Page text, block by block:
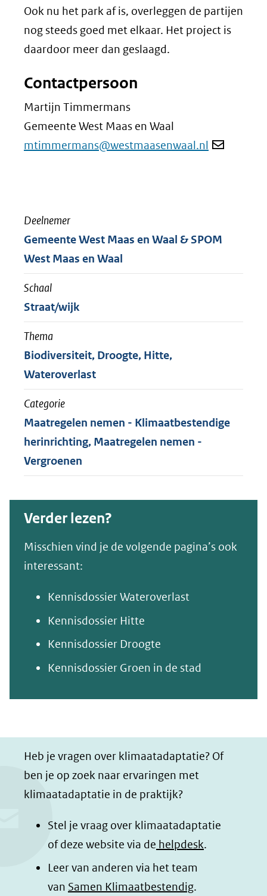
Ook nu het park af is, overleggen de partijen
nog steeds goed met elkaar. Het project is
daardoor meer dan geslaagd.
Contactpersoon
Martijn Timmermans
Gemeente West Maas en Waal
mtimmermans@westmaasenwaal.nl
Deelnemer
Gemeente West Maas en Waal & SPOM
West Maas en Waal
Schaal
Straat/wijk
Thema
Biodiversiteit, Droogte, Hitte,
Wateroverlast
Categorie
Maatregelen nemen - Klimaatbestendige
herinrichting, Maatregelen nemen -
Vergroenen
Verder lezen?
Misschien vind je de volgende pagina’s ook
interessant:
Kennisdossier Wateroverlast
Kennisdossier Hitte
Kennisdossier Droogte
Kennisdossier Groen in de stad
Heb je vragen over klimaatadaptatie? Of
ben je op zoek naar ervaringen met
klimaatadaptatie in de praktijk?
Stel je vraag over klimaatadaptatie
of deze website via de helpdesk.
Leer van anderen via het team
van Samen Klimaatbestendig.